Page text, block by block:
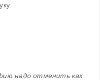
надо отменить как